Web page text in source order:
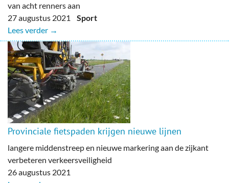
van acht renners aan
27 augustus 2021 Sport
Lees verder →
Provinciale fietspaden krijgen nieuwe lijnen
langere middenstreep en nieuwe markering aan de zijkant
verbeteren verkeersveiligheid
26 augustus 2021